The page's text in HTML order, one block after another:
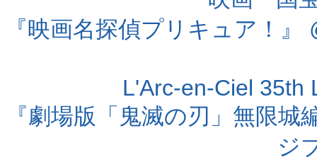
『映画名探偵プリキュア！
L'Arc-en-Ciel 35th
『劇場版「鬼滅の刃」無限
ジ